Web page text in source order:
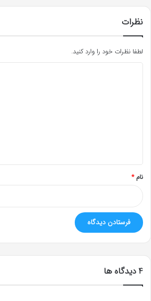
نظرات
لطفا نظرات خود را وارد کنید.
نام*
‫4 دیدگاه ها